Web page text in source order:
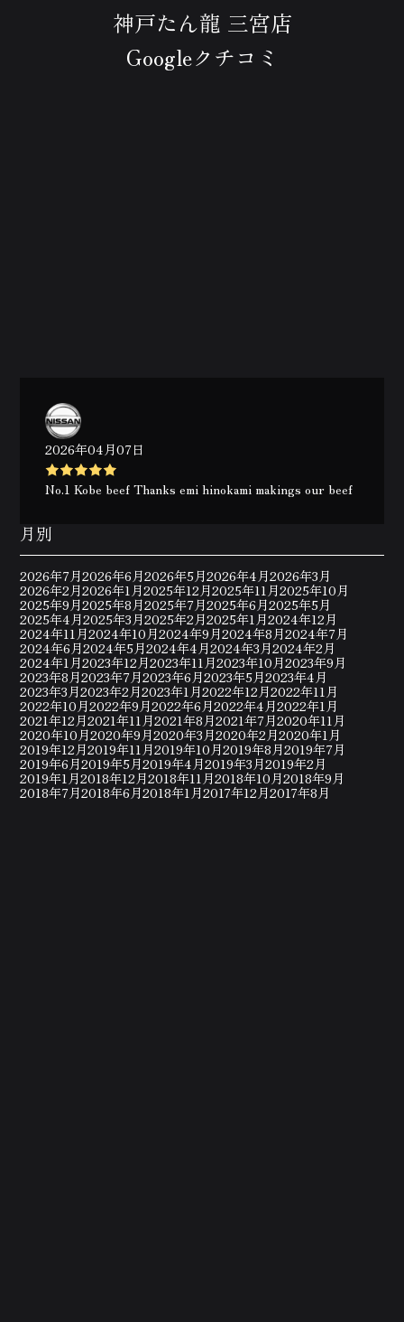
神戸たん龍 三宮店
Googleクチコミ
2026年04月07日
No.1 Kobe beef Thanks emi hinokami makings our beef
月別
2026年7月2026年6月2026年5月2026年4月2026年3月
2026年2月2026年1月2025年12月2025年11月2025年10月
2025年9月2025年8月2025年7月2025年6月2025年5月
2025年4月2025年3月2025年2月2025年1月2024年12月
2024年11月2024年10月2024年9月2024年8月2024年7月
2024年6月2024年5月2024年4月2024年3月2024年2月
2024年1月2023年12月2023年11月2023年10月2023年9月
2023年8月2023年7月2023年6月2023年5月2023年4月
2023年3月2023年2月2023年1月2022年12月2022年11月
2022年10月2022年9月2022年6月2022年4月2022年1月
2021年12月2021年11月2021年8月2021年7月2020年11月
2020年10月2020年9月2020年3月2020年2月2020年1月
2019年12月2019年11月2019年10月2019年8月2019年7月
2019年6月2019年5月2019年4月2019年3月2019年2月
2019年1月2018年12月2018年11月2018年10月2018年9月
2018年7月2018年6月2018年1月2017年12月2017年8月